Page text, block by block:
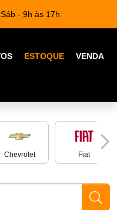
- 9h às 17h
ESTOQUE VENDA
Chevrolet Fiat